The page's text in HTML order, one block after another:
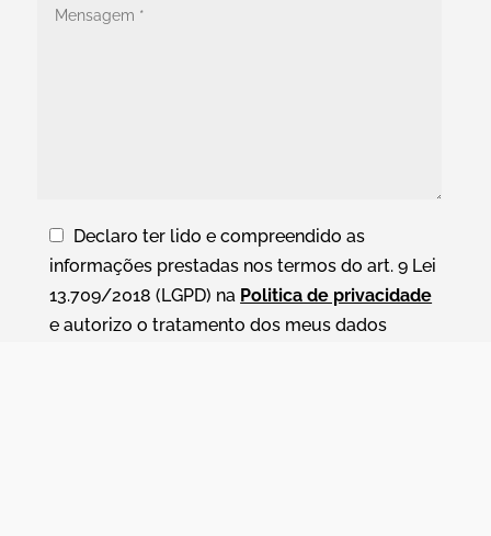
Declaro ter lido e compreendido as
informações prestadas nos termos do art. 9 Lei
13.709/2018 (LGPD) na Politica de privacidade
e autorizo o tratamento dos meus dados